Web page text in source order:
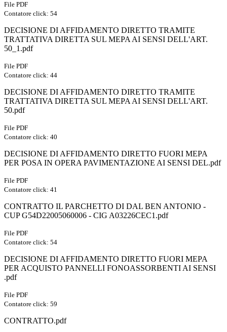
File PDF
Contatore click: 54
DECISIONE DI AFFIDAMENTO DIRETTO TRAMITE
TRATTATIVA DIRETTA SUL MEPA AI SENSI DELL'ART.
50_1.pdf
File PDF
Contatore click: 44
DECISIONE DI AFFIDAMENTO DIRETTO TRAMITE
TRATTATIVA DIRETTA SUL MEPA AI SENSI DELL'ART.
50.pdf
File PDF
Contatore click: 40
DECISIONE DI AFFIDAMENTO DIRETTO FUORI MEPA
PER POSA IN OPERA PAVIMENTAZIONE AI SENSI DEL.pdf
File PDF
Contatore click: 41
CONTRATTO IL PARCHETTO DI DAL BEN ANTONIO -
CUP G54D22005060006 - CIG A03226CEC1.pdf
File PDF
Contatore click: 54
DECISIONE DI AFFIDAMENTO DIRETTO FUORI MEPA
PER ACQUISTO PANNELLI FONOASSORBENTI AI SENSI
.pdf
File PDF
Contatore click: 59
CONTRATTO.pdf